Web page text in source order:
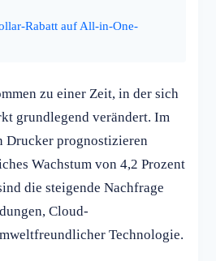
Rabatt auf All-in-One-
zu einer Zeit, in der sich
grundlegend verändert. Im
Drucker prognostizieren
Wachstum von 4,2 Prozent
die steigende Nachfrage
Cloud-
Technologie.